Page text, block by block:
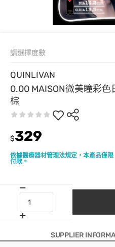
QUINLIVAN
0.00 MAISON微美瞳彩
棕
依據醫療器材管理法規定，本產品僅
付款。
$329
請選擇度數
SUPPLIER